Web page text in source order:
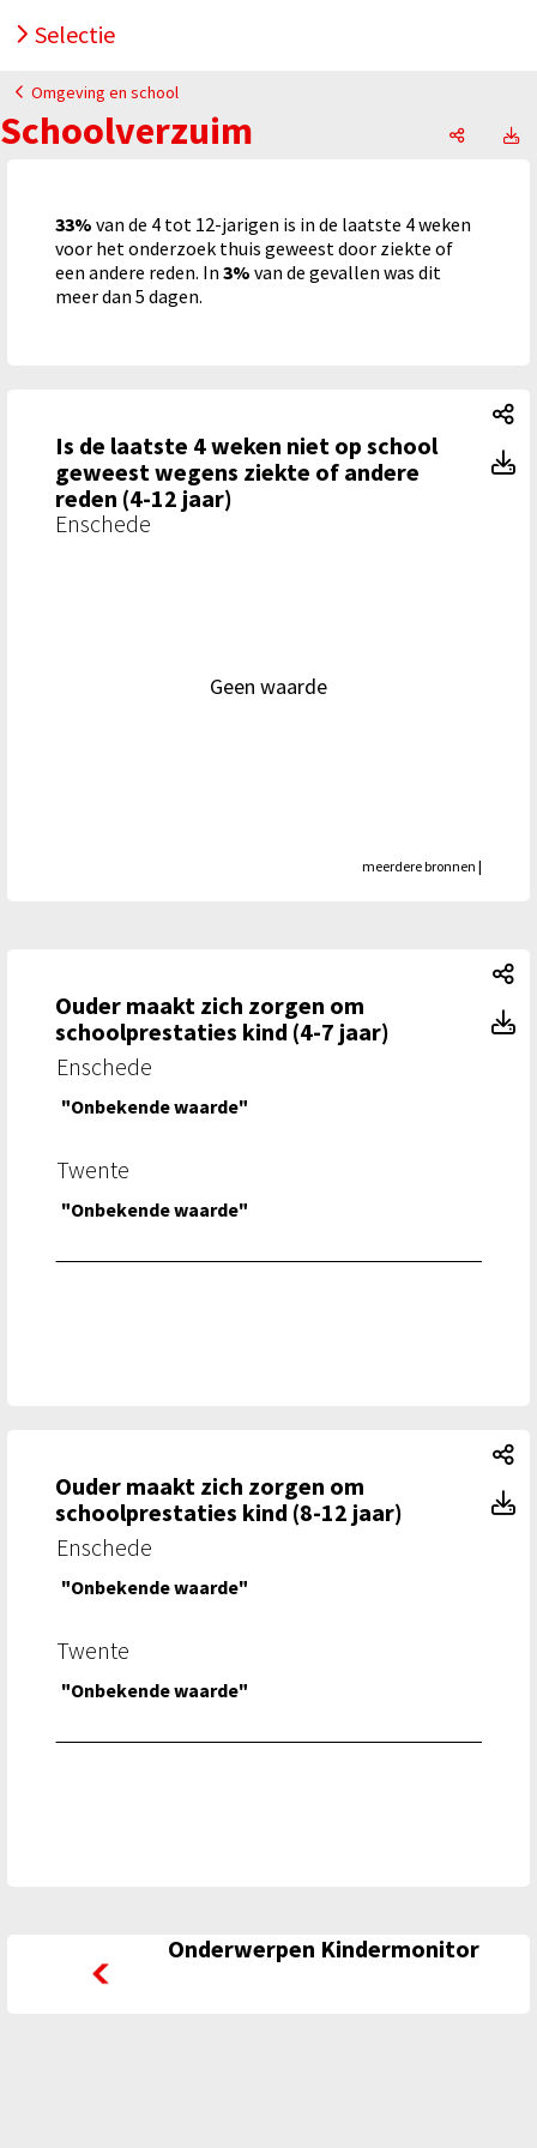
Selectie
Omgeving en school
Schoolverzuim
33% van de 4 tot 12-jarigen is in de laatste 4 weken
voor het onderzoek thuis geweest door ziekte of
een andere reden. In 3% van de gevallen was dit
meer dan 5 dagen.
Is de laatste 4 weken niet op school
geweest wegens ziekte of andere
reden (4-12 jaar)
Enschede
Geen waarde
meerdere bronnen |
Is
Is
Ouder maakt zich zorgen om
schoolprestaties kind (4-7 jaar)
Twente
Enschede
"Onbekende waarde"
"Onbekende waarde"
Ouder maakt zich zorgen om
schoolprestaties kind (8-12 jaar)
Twente
Enschede
"Onbekende waarde"
"Onbekende waarde"
Onderwerpen Kindermonitor
Onderwerpen Kindermonitor